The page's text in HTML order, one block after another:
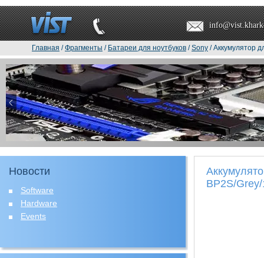
Главная /Фрагменты / Батареи для ноутбуков /Sony / Аккумулятор
Новости
Software
Hardware
Events
BP2S/